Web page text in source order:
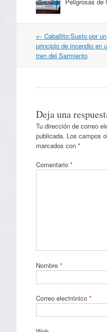
Navegación
por
artículos
← Caballito:Susto por un
principio de incendio en
tren del Sarmiento
Deja una
Tu dirección de correo
publicada. Los campos
marcados con *
Comentario *
Nombre *
Correo electrónico *